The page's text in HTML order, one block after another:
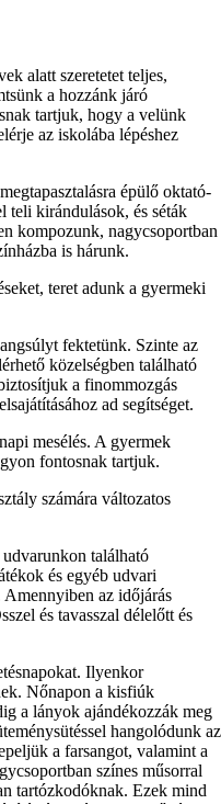
alatt szeretetet teljes,
a hozzánk járó
tartjuk, hogy a velünk
az iskolába lépéshez
épülő oktató-
teli kirándulások, és séták
kompozunk, nagycsoportban
is hárunk.
teret adunk a gyermeki
fektetünk. Szinte az
közelségben található
a finommozgás
ad segítséget.
mesélés. A gyermek
fontosnak tartjuk.
számára változatos
található
és egyéb udvari
az időjárás
és tavasszal délelőtt és
Ilyenkor
Nőnapon a kisfiúk
a lányok ajándékozzák meg
hangolódunk az
a farsangot, valamint a
színes műsorral
tartózkodóknak. Ezek mind